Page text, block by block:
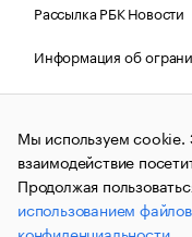
Рассылка РБК Новости
Информация об
Правовая информация
© АО
и материалы
(зарегистрировано
связи,
коммуникаций
№ФС77-63848)
Мы используем cookie.
взаимодействие
Продолжая
использованием